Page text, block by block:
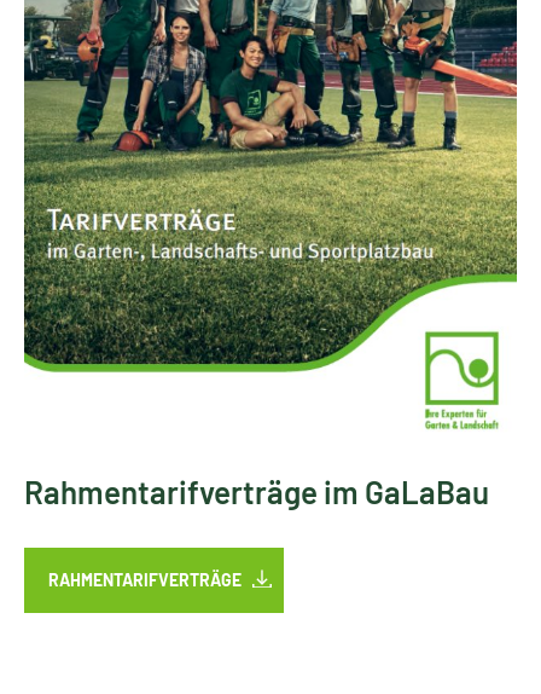
Rahmentarifverträge im GaLaBau
RAHMENTARIFVERTRÄGE